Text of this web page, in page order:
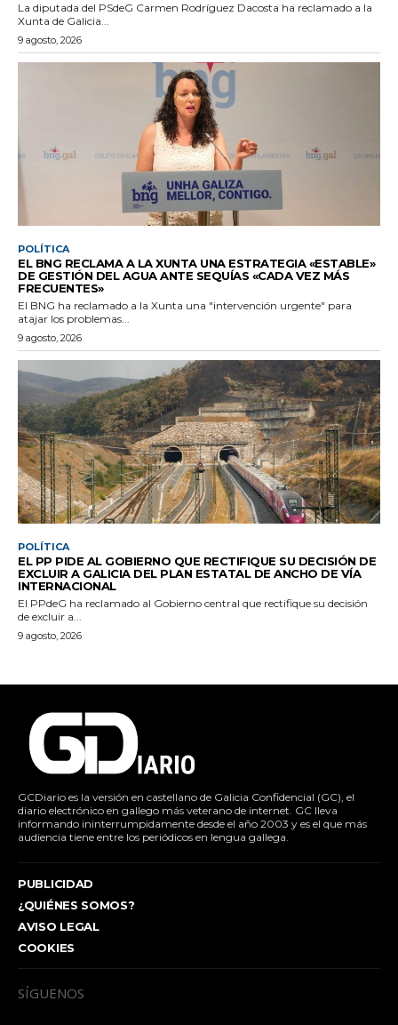
La diputada del PSdeG Carmen Rodríguez Dacosta ha reclamado a la
Xunta de Galicia...
9 agosto, 2026
POLÍTICA
EL BNG RECLAMA A LA XUNTA UNA ESTRATEGIA «ESTABLE»
DE GESTIÓN DEL AGUA ANTE SEQUÍAS «CADA VEZ MÁS
FRECUENTES»
El BNG ha reclamado a la Xunta una "intervención urgente" para
atajar los problemas...
9 agosto, 2026
POLÍTICA
EL PP PIDE AL GOBIERNO QUE RECTIFIQUE SU DECISIÓN DE
EXCLUIR A GALICIA DEL PLAN ESTATAL DE ANCHO DE VÍA
INTERNACIONAL
El PPdeG ha reclamado al Gobierno central que rectifique su decisión
de excluir a...
9 agosto, 2026
GCDiario es la versión en castellano de Galicia Confidencial (GC), el
diario electrónico en gallego más veterano de internet. GC lleva
informando ininterrumpidamente desde el año 2003 y es el que más
audiencia tiene entre los periódicos en lengua gallega.
PUBLICIDAD
¿QUIÉNES SOMOS?
AVISO LEGAL
COOKIES
SÍGUENOS